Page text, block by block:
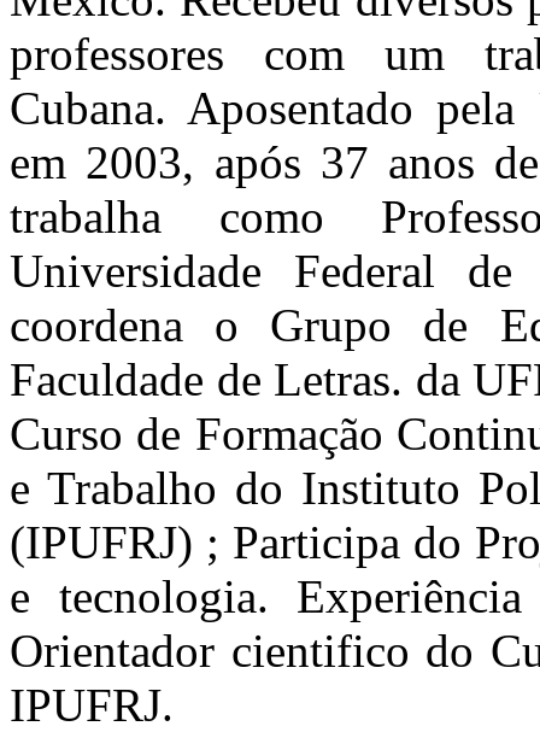
professores com um
Cubana. Aposentado
em 2003, após 37 anos
trabalha como
Universidade Federal
coordena o Grupo de
Faculdade de Letras. da
Curso de Formação
e Trabalho do Instituto
(IPUFRJ) ; Participa do
e tecnologia.
Orientador cientifico do
IPUFRJ.